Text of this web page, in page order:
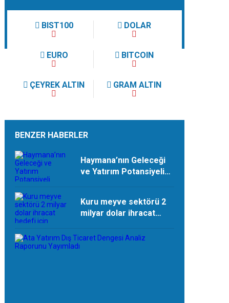
BIST100 DOLAR
EURO BITCOIN
ÇEYREK ALTIN GRAM ALTIN
BENZER HABERLER
Haymana’nın Geleceği
ve Yatırım Potansiyeli
Kuru meyve sektörü 2
milyar dolar ihracat
destek istedi